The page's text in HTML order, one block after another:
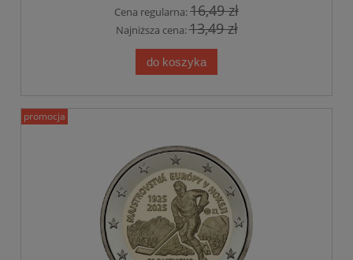
Cena regularna:16,49 zł
Najniższa cena:13,49 zł
do koszyka
promocja